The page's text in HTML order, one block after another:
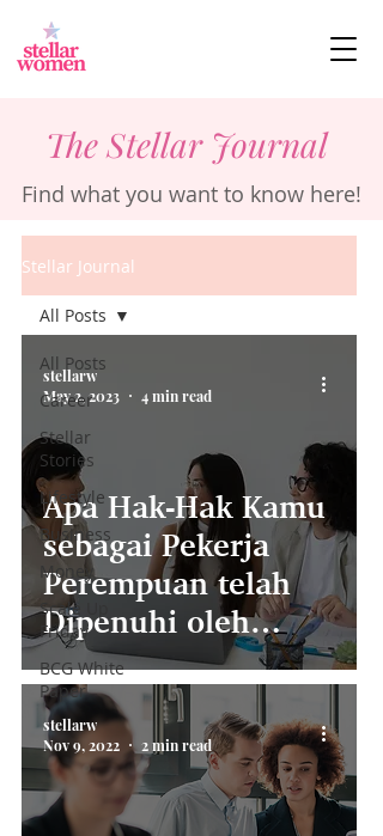
The Stellar Journal
Find what you want to know here!
Stellar Journal
All Posts
Career
Stellar
Stories
Lifestyle
Business
Money
Scale Up
Friday
BCG White
Paper
All Posts
Apa Hak-Hak Kamu
sebagai Pekerja
Perempuan telah
Dipenuhi oleh
Pemberi Kerja?
stellarw
May 2, 2023
4 min read
stellarw
Nov 9, 2022
2 min read